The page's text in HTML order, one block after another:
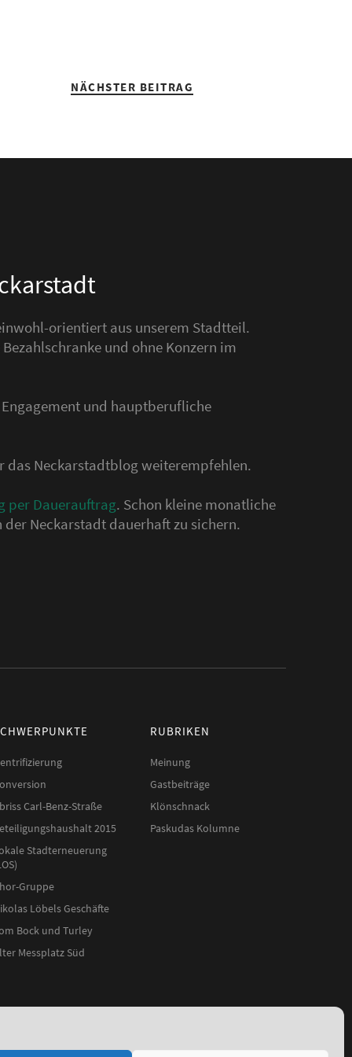
NÄCHSTER BEITRAG
orientiert aus unserem Stadtteil.
und ohne Konzern im
und hauptberufliche
das Neckarstadtblog weiterempfehlen.
per Dauerauftrag. Schon kleine monatliche
Neckarstadt dauerhaft zu sichern.
Carl-Benz-Straße
2015
Stadterneuerung
Gruppe
Löbels Geschäfte
Bock und Turley
Messplatz Süd
RUBRIKEN
Meinung
Gastbeiträge
Klönschnack
Paskudas Kolumne